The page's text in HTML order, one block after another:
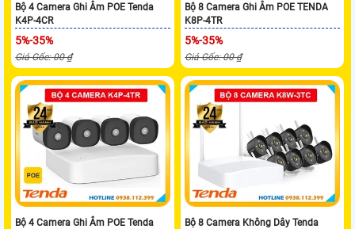
Bộ 4 Camera Ghi Âm POE Tenda
K4P-4CR
5%-35%
Giá Gốc: 00 ₫
Bộ 8 Camera Ghi Âm POE TENDA
K8P-4TR
5%-35%
Giá Gốc: 00 ₫
Bộ 4 Camera Ghi Âm POE Tenda
Bộ 8 Camera Không Dây Tenda